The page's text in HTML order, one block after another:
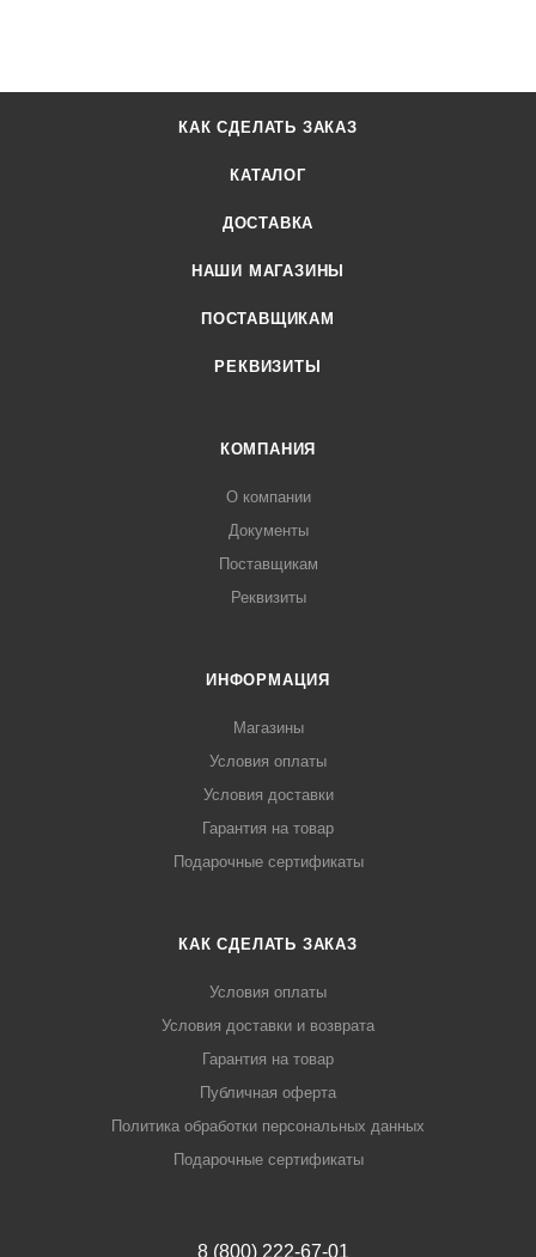
КАК СДЕЛАТЬ ЗАКАЗ
КАТАЛОГ
ДОСТАВКА
НАШИ МАГАЗИНЫ
ПОСТАВЩИКАМ
РЕКВИЗИТЫ
КОМПАНИЯ
О компании
Документы
Поставщикам
Реквизиты
ИНФОРМАЦИЯ
Магазины
Условия оплаты
Условия доставки
Гарантия на товар
Подарочные сертификаты
КАК СДЕЛАТЬ ЗАКАЗ
Условия оплаты
Условия доставки и возврата
Гарантия на товар
Публичная оферта
Политика обработки персональных данных
Подарочные сертификаты
8 (800) 222-67-01